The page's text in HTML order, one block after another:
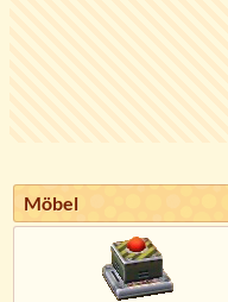
Möbel